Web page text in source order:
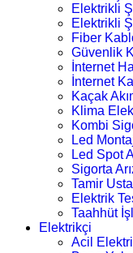
Elektrikli
Elektrikli
Fiber
Güvenlik
İnternet
İnternet
Kaçak
Klima
Kombi
Led
Led Spot
Sigorta
Tamir
Elektrik
Taahhüt
Elektrikçi
Acil